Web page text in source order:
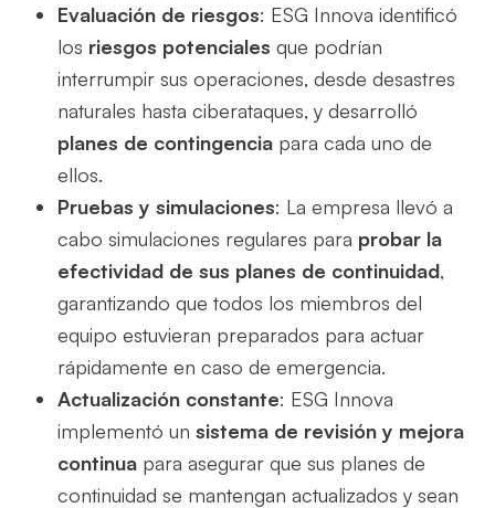
Evaluación de riesgos: ESG Innova identificó
los riesgos potenciales que podrían
interrumpir sus operaciones, desde desastres
naturales hasta ciberataques, y desarrolló
planes de contingencia para cada uno de
ellos.
Pruebas y simulaciones: La empresa llevó a
cabo simulaciones regulares para probar la
efectividad de sus planes de continuidad,
garantizando que todos los miembros del
equipo estuvieran preparados para actuar
rápidamente en caso de emergencia.
Actualización constante: ESG Innova
implementó unsistema de revisión y mejora
continua para asegurar que sus planes de
continuidad se mantengan actualizados y sean